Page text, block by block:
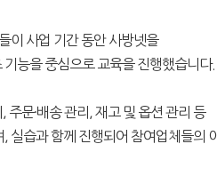
이 사업 기간 동안 사방넷을
능을 중심으로 교육을 진행했습니다.
주문·배송 관리, 재고 및 옵션 관리 등
실습과 함께 진행되어 참여업체들의